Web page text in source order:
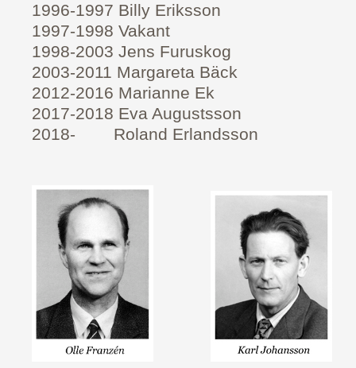
1996-1997 Billy Eriksson
1997-1998 Vakant
1998-2003 Jens Furuskog
2003-2011 Margareta Bäck
2012-2016 Marianne Ek
2017-2018 Eva Augustsson
2018- Roland Erlandsson